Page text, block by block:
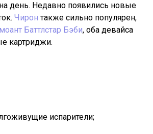
на день. Недавно появились новые
Чирон также сильно популярен,
Баттлстар Бэби, оба девайса
картриджи.
испарители;